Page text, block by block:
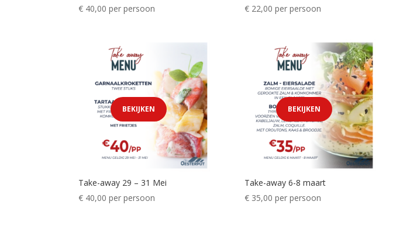
€ 40,00 per persoon
€22,00 per persoon
BEKIJKEN
Take-away 29 – 31 Mei
€ 40,00 per persoon
BEKIJKEN
Take-away 6-8 maart
€35,00 per persoon